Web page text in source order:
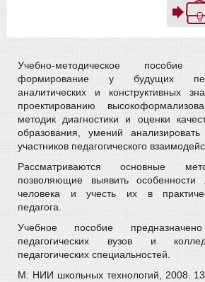
Учебно-методическое
формирование у будущих
аналитических и конструктивных
проектированию
методик диагностики и оценки
образования, умений анализировать
участников педагогического
Рассматриваются основные
позволяющие выявить особенности
человека и учесть их в
педагога.
Учебное пособие
педагогических вузов и
педагогических специальностей.
М: НИИ школьных технологий, 2008.